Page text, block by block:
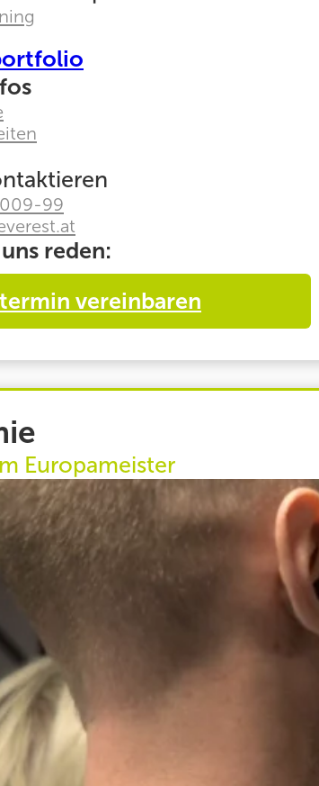
99
reden:
vereinbaren
Europameister